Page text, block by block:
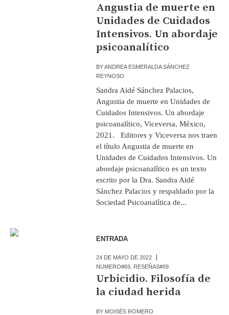
Angustia de muerte en
Unidades de Cuidados
Intensivos. Un abordaje
psicoanalítico
BYANDREA ESMERALDA SÁNCHEZ
REYNOSO
Sandra Aidé Sánchez Palacios,
Angustia de muerte en Unidades de
Cuidados Intensivos. Un abordaje
psicoanalítico, Viceversa, México,
2021. Editores y Viceversa nos traen
el título Angustia de muerte en
Unidades de Cuidados Intensivos. Un
abordaje psicoanalítico es un texto
escrito por la Dra. Sandra Aidé
Sánchez Palacios y respaldado por la
Sociedad Psicoanalítica de...
ENTRADA
24 DE MAYO DE 2022
NUMERO#69 RESEÑAS#69
Urbicidio. Filosofía de
la ciudad herida
BY MOISÉS ROMERO